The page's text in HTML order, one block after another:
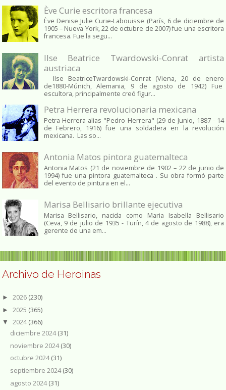
Ève Curie escritora francesa
Ève Denise Julie Curie-Labouisse (París, 6 de diciembre de
1905 – Nueva York, 22 de octubre de 2007) fue una escritora
francesa. Fue la segu...
Ilse Beatrice Twardowski-Conrat artista
austriaca
Ilse BeatriceTwardowski-Conrat (Viena, 20 de enero
de1880-Múnich, Alemania, 9 de agosto de 1942) Fue
escultora, principalmente creó figur...
Petra Herrera revolucionaria mexicana
Petra Herrera alias "Pedro Herrera" (29 de Junio, 1887 - 14
de Febrero, 1916) fue una soldadera en la revolución
mexicana. Las so...
Antonia Matos pintora guatemalteca
Antonia Matos (21 de noviembre de 1902 – 22 de junio de
1994) fue una pintora guatemalteca . Su obra formó parte
del evento de pintura en el...
Marisa Bellisario brillante ejecutiva
Marisa Bellisario, nacida como Maria Isabella Bellisario
(Ceva, 9 de julio de 1935 - Turín, 4 de agosto de 1988), era
gerente de una em...
Archivo de Heroinas
► 2026 (230)
► 2025 (365)
▼ 2024(366)
diciembre 2024(31)
noviembre 2024(30)
octubre 2024(31)
septiembre 2024(30)
agosto 2024(31)